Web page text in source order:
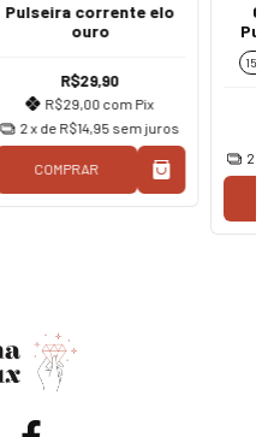
Pulseira corrente elo
ouro
R$29,90
R$29,00 com Pix
2 x de R$14,95 sem juros
COMPRAR
15
2